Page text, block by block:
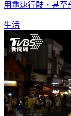
用龜速行駛，甚至
生活